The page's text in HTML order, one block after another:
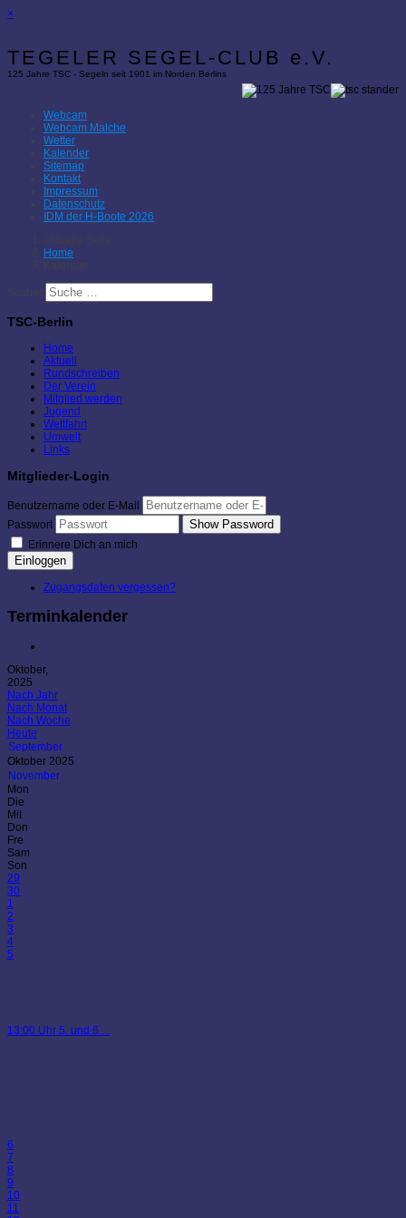
×
TEGELER SEGEL-CLUB e.V.
125 Jahre TSC - Segeln seit 1901 im Norden Berlins
Webcam
Webcam Malche
Wetter
Kalender
Sitemap
Kontakt
Impressum
Datenschutz
IDM der H-Boote 2026
Aktuelle Seite:
Home
Kalender
Suchen
TSC-Berlin
Home
Aktuell
Rundschreiben
Der Verein
Mitglied werden
Jugend
Wettfahrt
Umwelt
Links
Mitglieder-Login
Benutzername oder E-Mail
Passwort
Show Password
Erinnere Dich an mich
Einloggen
Zugangsdaten vergessen?
Terminkalender
Oktober,
2025
Nach Jahr
Nach Monat
Nach Woche
Heute
September
Oktober 2025
November
Mon
Die
Mit
Don
Fre
Sam
Son
29
30
1
2
3
4
5
13:00 Uhr 5. und 6 ...
6
7
8
9
10
11